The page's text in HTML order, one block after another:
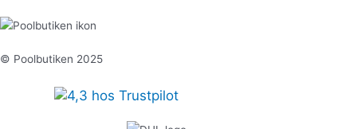
© Poolbutiken 2025